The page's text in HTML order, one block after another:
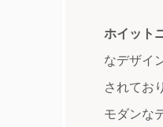
ホイット
なデザイ
されてお
モダンな